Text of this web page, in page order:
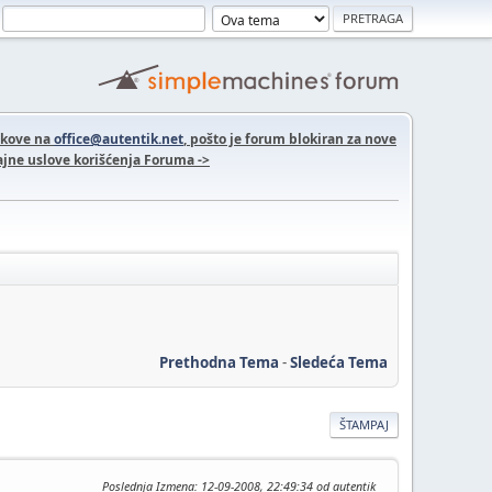
naoffice@autentik.net, pošto je forum blokiran za nove
uslove korišćenja Foruma ->
Prethodna Tema -Sledeća Tema
ŠTAMPAJ
Poslednja Izmena: 12-09-2008, 22:49:34 od autentik